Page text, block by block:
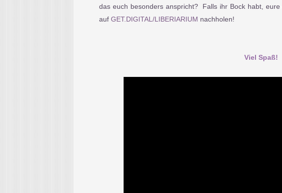
das euch besonders anspricht?
Falls ihr Bock habt, eure
auf GET.DIGITAL/LIBERIARIUM nachholen!
Viel Spaß!